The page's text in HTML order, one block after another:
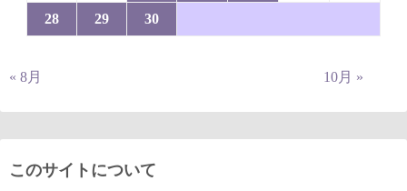
28 29 30
« 8月 10月 »
このサイトについて